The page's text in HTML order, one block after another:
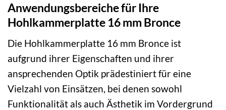
Anwendungsbereiche für Ihre
Hohlkammerplatte 16 mm Bronce
Die Hohlkammerplatte 16 mm Bronce ist
aufgrund ihrer Eigenschaften und ihrer
ansprechenden Optik prädestiniert für eine
Vielzahl von Einsätzen, bei denen sowohl
Funktionalität als auch Ästhetik im Vordergrund